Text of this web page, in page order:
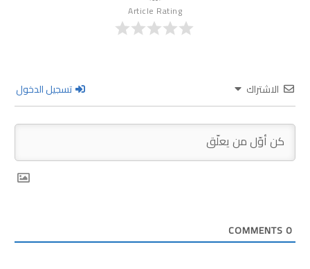
Article Rating
الاشتراك تسجيل الدخول
0